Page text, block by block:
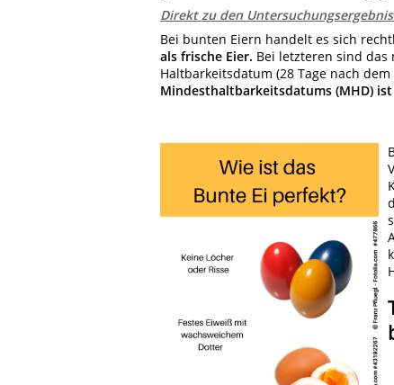
Direkt zu den
Bei bunten Eiern handelt es sich
als frische Eier. Bei letzteren sind das
Haltbarkeitsdatum (28 Tage nach
Mindesthaltbarkeitsdatums (MHD)